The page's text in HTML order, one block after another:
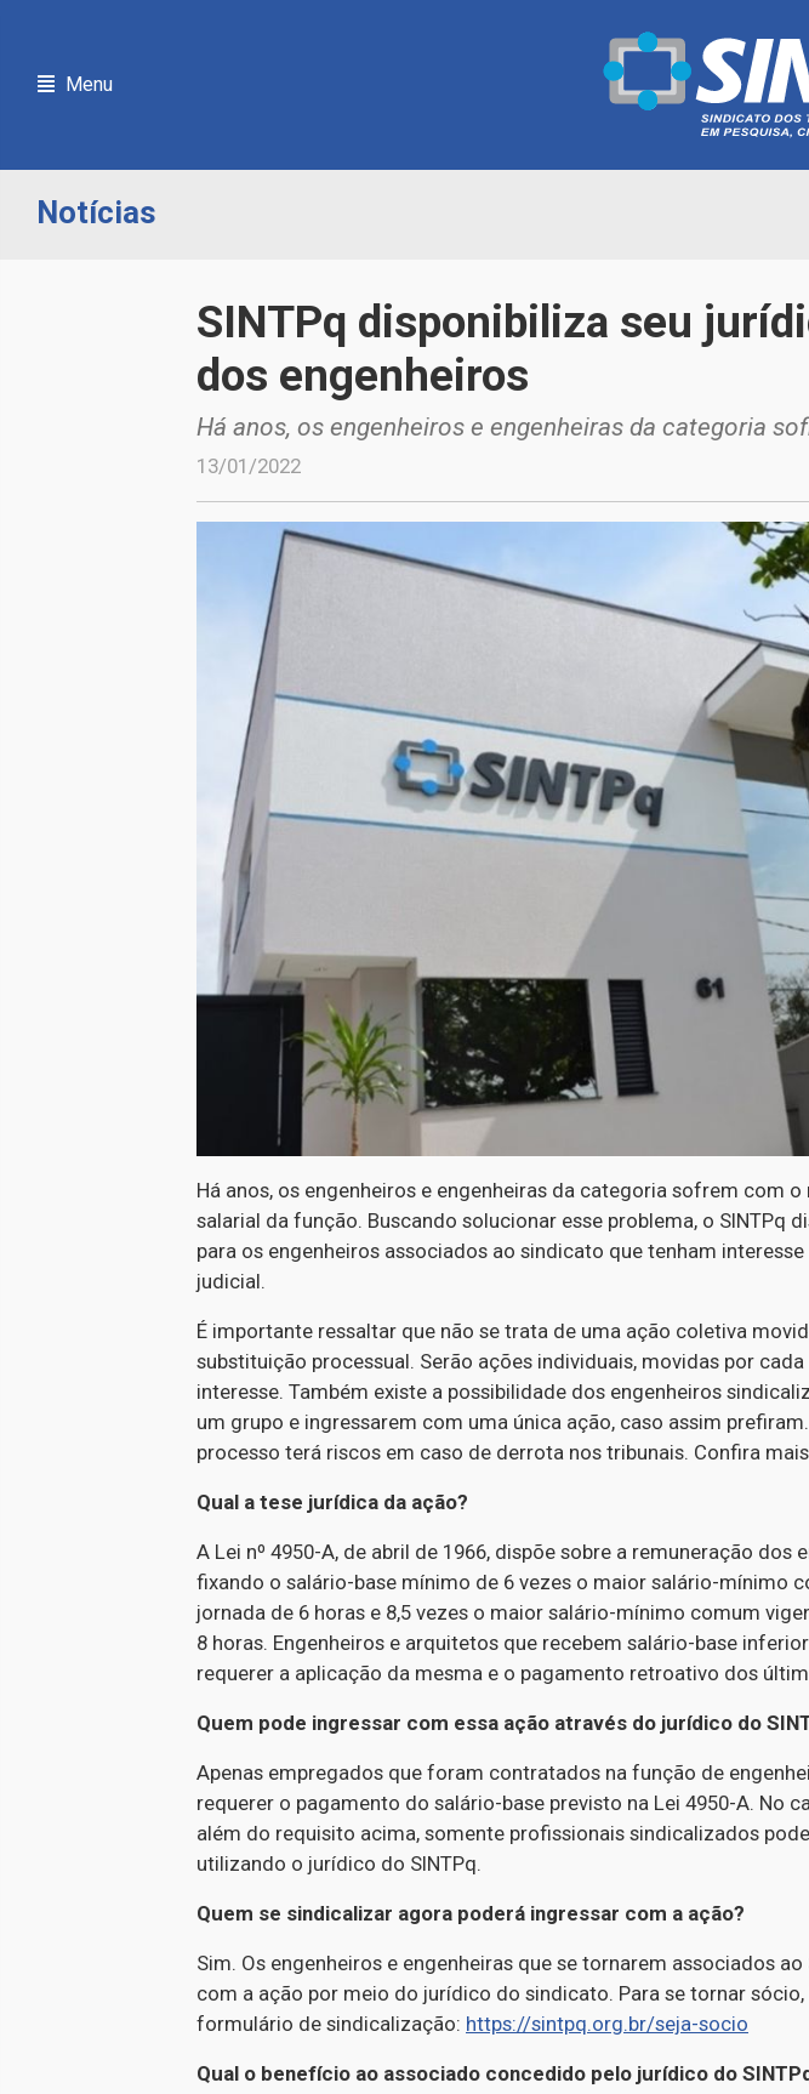
Menu
Notícias
SINTPq disponibiliza seu
dos engenheiros
Há anos, os engenheiros e engenheiras da categoria
13/01/2022
Há anos, os engenheiros e engenheiras da categoria sofrem com
salarial da função. Buscando solucionar esse problema, o SINTPq
para os engenheiros associados ao sindicato que tenham
judicial.
É importante ressaltar que não se trata de uma ação coletiva
substituição processual. Serão ações individuais, movidas por
interesse. Também existe a possibilidade dos engenheiros
um grupo e ingressarem com uma única ação, caso assim
processo terá riscos em caso de derrota nos tribunais. Confira
Qual a tese jurídica da ação?
A Lei nº 4950-A, de abril de 1966, dispõe sobre a remuneração
fixando o salário-base mínimo de 6 vezes o maior salário-mínimo
jornada de 6 horas e 8,5 vezes o maior salário-mínimo comum
8 horas. Engenheiros e arquitetos que recebem salário-base
requerer a aplicação da mesma e o pagamento retroativo dos
Quem pode ingressar com essa ação através do jurídico do
Apenas empregados que foram contratados na função de
requerer o pagamento do salário-base previsto na Lei 4950-A. No
além do requisito acima, somente profissionais sindicalizados
utilizando o jurídico do SINTPq.
Quem se sindicalizar agora poderá ingressar com a ação?
Sim. Os engenheiros e engenheiras que se tornarem associados
com a ação por meio do jurídico do sindicato. Para se tornar sócio,
formulário de sindicalização: https://sintpq.org.br/seja-socio
Qual o benefício ao associado concedido pelo jurídico do